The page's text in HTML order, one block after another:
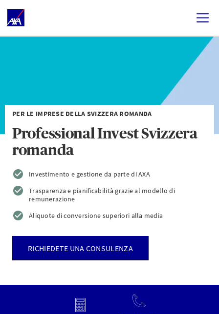
PER LE IMPRESE DELLA SVIZZERA ROMANDA
Professional Invest Svizzera
romanda
Investimento e gestione da parte di AXA
Trasparenza e pianificabilità grazie al modello di
remunerazione
Aliquote di conversione superiori alla media
RICHIEDETE UNA CONSULENZA